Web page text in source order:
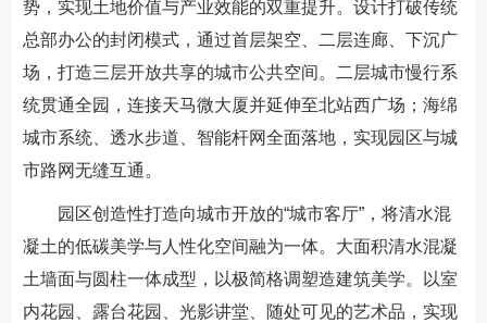
势，实现土地价值与产业效能的双重提升。设计打破传统
总部办公的封闭模式，通过首层架空、二层连廊、下沉广
场，打造三层开放共享的城市公共空间。二层城市慢行系
统贯通全园，连接天马微大厦并延伸至北站西广场；海绵
城市系统、透水步道、智能杆网全面落地，实现园区与城
市路网无缝互通。
园区创造性打造向城市开放的“城市客厅”，将清水混
凝土的低碳美学与人性化空间融为一体。大面积清水混凝
土墙面与圆柱一体成型，以极简格调塑造建筑美学。以室
内花园、露台花园、光影讲堂、随处可见的艺术品，实现